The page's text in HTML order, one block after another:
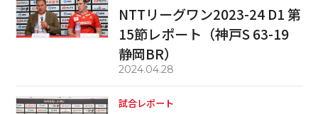
NTTリーグワン2023-24 D1 第
15節レポート（神戸S 63-19
静岡BR）
2024.04.28
試合レポート